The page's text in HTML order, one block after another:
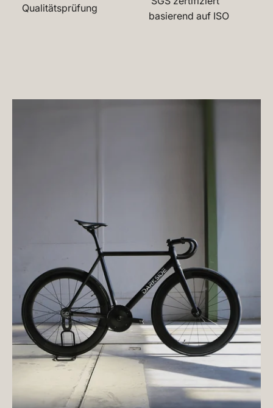
Qualitätsprüfung
basierend auf ISO